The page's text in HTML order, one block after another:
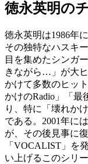
徳永英明の
徳永英明は1986年
その独特なハスキ
目を集めたシンガ
きながら…」が大
かけて多数のヒッ
かけのRadio」「最
り、特に「壊れか
である。2001年に
が、その後見事に
「VOCALIST」を
い上げるこのシリ